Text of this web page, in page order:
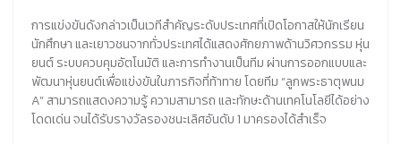
การแข่งขันดังกล่าวเป็นเวทีสำคัญระดับประเทศที่เปิดโอกาสให้นักเรียน
นักศึกษา และเยาวชนจากทั่วประเทศได้แสดงศักยภาพด้านวิศวกรรม หุ่น
ยนต์ ระบบควบคุมอัตโนมัติ และการทำงานเป็นทีม ผ่านการออกแบบและ
พัฒนาหุ่นยนต์เพื่อแข่งขันในภารกิจที่ท้าทาย โดยทีม “ลูกพระธาตุพนม
A” สามารถแสดงความรู้ ความสามารถ และทักษะด้านเทคโนโลยีได้อย่าง
โดดเด่น จนได้รับรางวัลรองชนะเลิศอันดับ 1 มาครองได้สำเร็จ